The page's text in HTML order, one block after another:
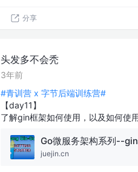
分享
头发多不会秃
3年前
#青训营 x 字节后端训练营#
【day11】
了解gin框架如何使用，以及如何使
juejin.cn